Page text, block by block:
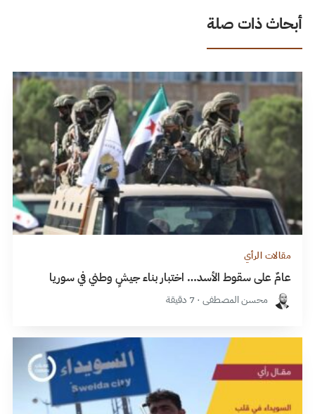
أبحاث ذات صلة
مقالات الرأي
عامٌ على سقوط الأسد… اختبار بناء جيشٍ وطني في سوريا
محسن المصطفى · 7 دقيقة